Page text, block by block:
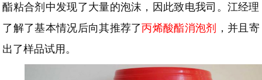
酯粘合剂中发现了大量的泡沫，因此致电我司。江经理
了解了基本情况后向其推荐了丙烯酸酯消泡剂
，并且寄
出了样品试用。